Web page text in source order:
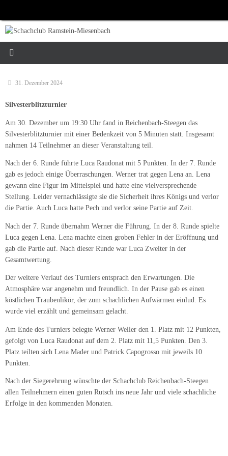
springen
31. Dezember 2024
Silvesterblitzturnier
Am 30. Dezember um 19:30 Uhr fand in Reichenbach-Steegen das
Silvesterblitzturnier mit einer Bedenkzeit von 5 Minuten statt. Insgesamt
nahmen 14 Teilnehmer an dieser Veranstaltung teil.
Nach der 6. Runde führte Luca Raudonat mit 5 Punkten. In der 7. Runde
gab es jedoch einige Überraschungen. Werner trat gegen Lena an. Lena
gewann eine Figur im Mittelspiel und hatte eine vielversprechende
Stellung. Leider vernachlässigte sie die Sicherheit ihres Königs und verlor
die Partie. Auch Luca hatte Pech und verlor seine Partie auf Zeit.
Nach der 7. Runde übernahm Werner die Führung. In der 8. Runde spielte
Luca gegen Lena. Lena machte einen groben Fehler in der Eröffnung und
gab die Partie auf. Nach dieser Runde war Luca Zweiter in der
Gesamtwertung.
Der weitere Verlauf des Turniers entsprach den Erwartungen. Die
Atmosphäre war angenehm und freundlich. In der Pause gab es einen
köstlichen Traubenlikör, der zum schachlichen Aufwärmen einlud. Es
wurde viel erzählt und gemeinsam gelacht.
Am Ende des Turniers belegte Werner Weller den 1. Platz mit 12 Punkten,
gefolgt von Luca Raudonat auf dem 2. Platz mit 11,5 Punkten. Den 3.
Platz teilten sich Lena Mader und Patrick Capogrosso mit jeweils 10
Punkten.
Nach der Siegerehrung wünschte der Schachclub Reichenbach-Steegen
allen Teilnehmern einen guten Rutsch ins neue Jahr und viele schachliche
Erfolge in den kommenden Monaten.